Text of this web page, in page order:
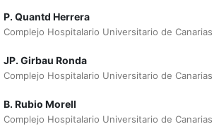
P. Quantd Herrera
Complejo Hospitalario Universitario de Canarias
JP. Girbau Ronda
Complejo Hospitalario Universitario de Canarias
B. Rubio Morell
Complejo Hospitalario Universitario de Canarias